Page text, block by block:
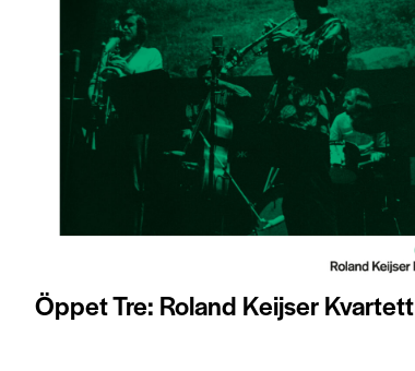
Öppet Tre: Roland Keijser Kvartett